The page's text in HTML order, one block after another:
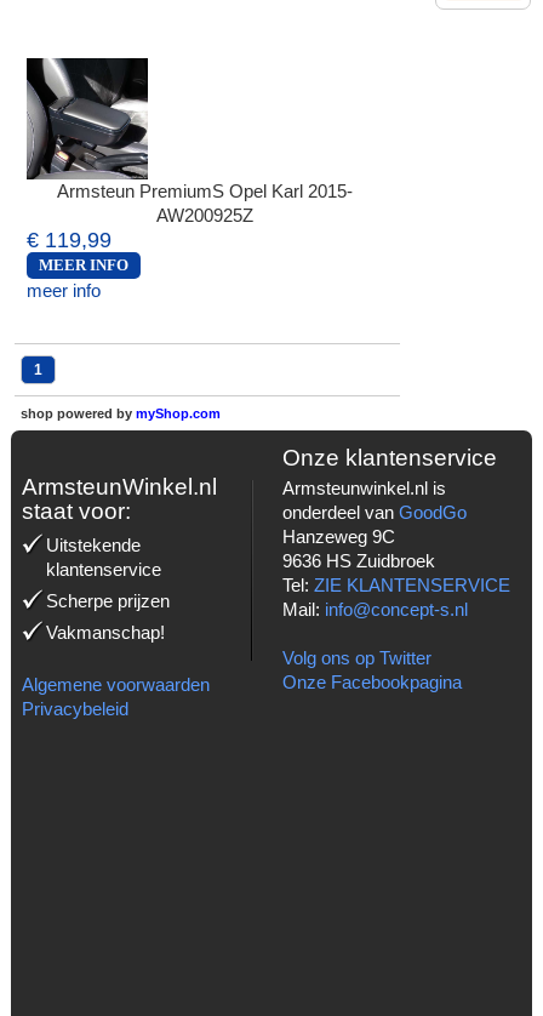
Armsteun PremiumS Opel Karl 2015-
AW200925Z
€ 119,99
MEER INFO
meer info
1
shop powered bymyShop.com
ArmsteunWinkel.nl
staat voor:
Uitstekende
klantenservice
Scherpe prijzen
Vakmanschap!
Algemene voorwaarden
Privacybeleid
Onze klantenservice
Armsteunwinkel.nl is
onderdeel van GoodGo
Hanzeweg 9C
9636 HS Zuidbroek
Tel: ZIE KLANTENSERVICE
Mail: info@concept-s.nl
Volg ons op Twitter
Onze Facebookpagina